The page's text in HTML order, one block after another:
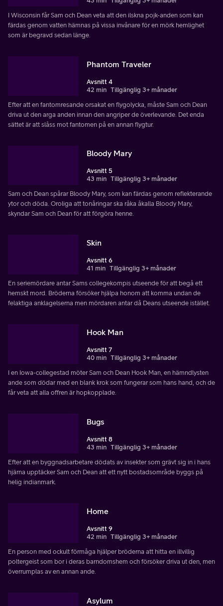
I Wisconsin får Sam och Dean veta att den ilskna pojk-anden som kan
färdas genom vatten hämnas på vissa invånare för en mörk hemlighet
som är begravd sedan länge.
Phantom Traveler
Avsnitt 4
42 min Tillgänglig 3+ månader
Efter att en fantomresande orsakat en flygolycka, måste Sam och Dean
driva ut den arga anden innan den angriper de överlevande. Det enda
sättet är att slåss mot fantomen på en annan flygtur.
Bloody Mary
Avsnitt 5
43 min Tillgänglig 3+ månader
Sam och Dean spårar Bloody Mary, som kan färdas genom reflekterande
ytor och döda. Oroliga att tonåringar ska råka åkalla Bloody Mary,
skyndar Sam och Dean för att förgöra henne.
Skin
Avsnitt 6
41 min Tillgänglig 3+ månader
En seriemördare antar Sams collegekompis utseende för att begå ett
hemskt mord. Bröderna försöker hjälpa honom att komma undan de
felaktiga anklagelserna men mördaren antar då Deans utseende istället.
Hook Man
Avsnitt 7
40 min Tillgänglig 3+ månader
I en Iowa-collegestad möter Sam och Dean Hook Man, en hämndlysten
ande som dödar med en blank krok som fungerar som hans hand, och de
får veta att alla offren är hopkopplade.
Bugs
Avsnitt 8
43 min Tillgänglig 3+ månader
Efter att en byggnadsarbetare dödats av insekter som grävt sig in i hans
hjärna upptäcker Sam och Dean att ett nytt bostadsområde byggs på
helig indianmark.
Home
Avsnitt 9
42 min Tillgänglig 3+ månader
En person med ockult förmåga hjälper bröderna att hitta en illvillig
poltergeist som bor i deras barndomshem och försöker driva ut den, men
överrumplas av en annan ande.
Asylum